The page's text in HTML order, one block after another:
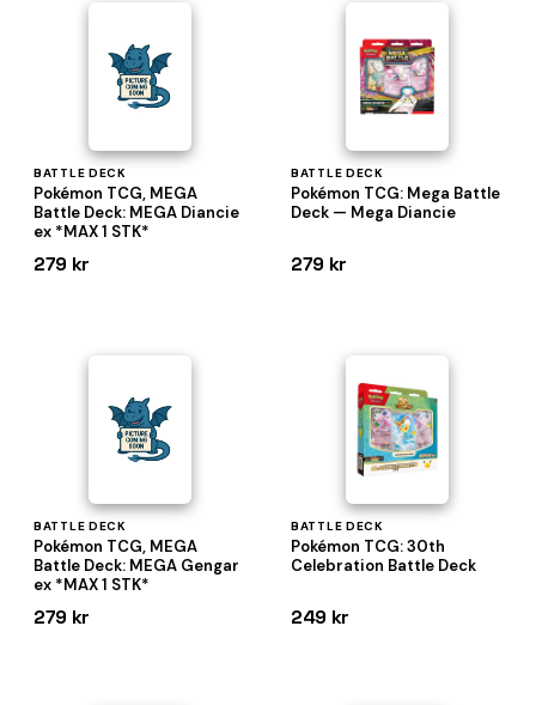
BATTLE DECK
Pokémon TCG, MEGA
Battle Deck: MEGA Diancie
ex *MAX 1 STK*
279 kr
BATTLE DECK
Pokémon TCG: Mega Battle
Deck — Mega Diancie
279 kr
BATTLE DECK
Pokémon TCG, MEGA
Battle Deck: MEGA Gengar
ex *MAX 1 STK*
279 kr
BATTLE DECK
Pokémon TCG: 30th
Celebration Battle Deck
249 kr